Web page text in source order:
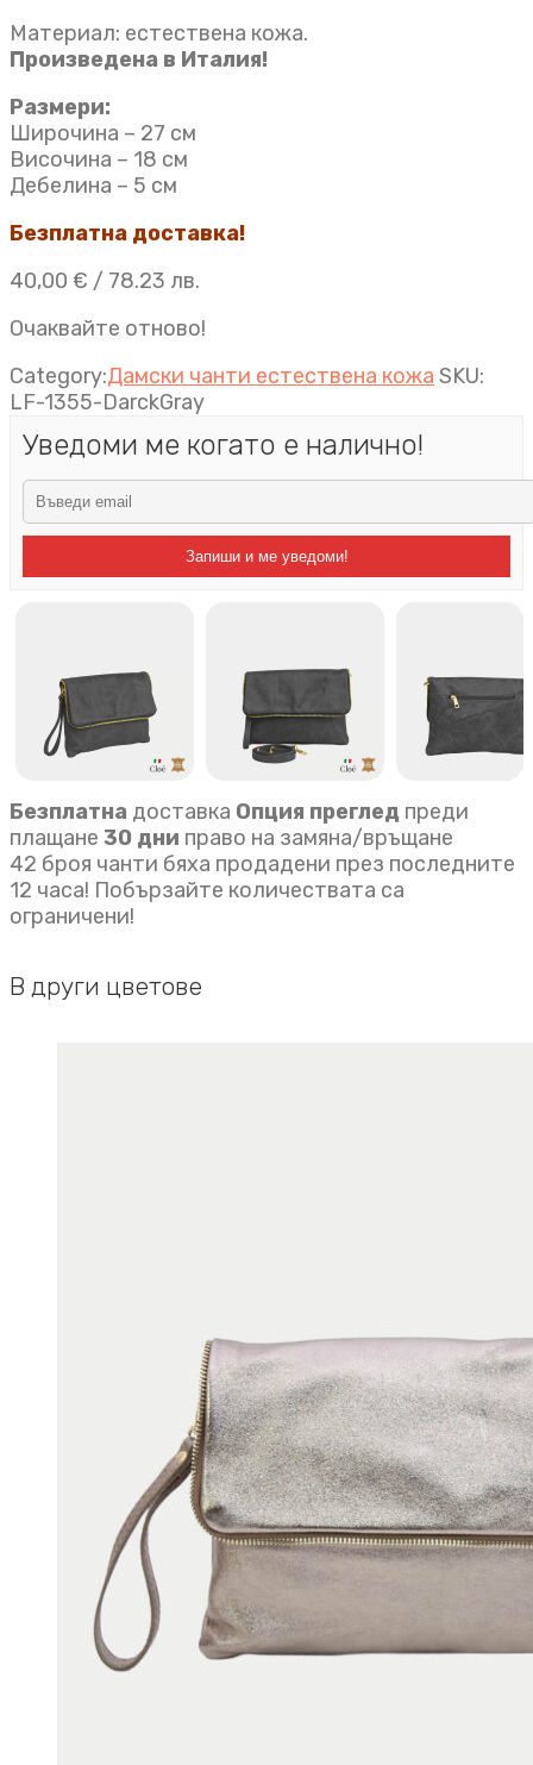
Материал: естествена кожа.
Произведена в Италия!
Размери:
Широчина – 27 см
Височина – 18 см
Дебелина – 5 см
Безплатна доставка!
40,00 € / 78.23 лв.
Очаквайте отново!
Category:Дамски чанти естествена кожа SKU:
LF-1355-DarckGray
Уведоми ме когато е налично!
Запиши и ме уведоми!
Безплатна доставка Опция преглед преди
плащане 30 дни право на замяна/връщане
42 броя чанти бяха продадени през последните
12 часа! Побързайте количествата са
ограничени!
В други цветове